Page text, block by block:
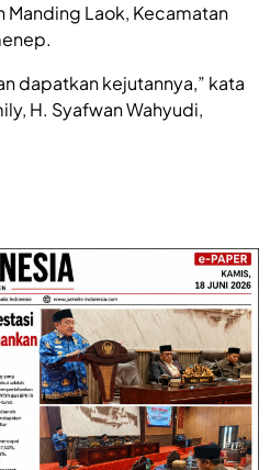
Manding Laok, Kecamatan
dapatkan kejutannya,” kata
H. Syafwan Wahyudi,